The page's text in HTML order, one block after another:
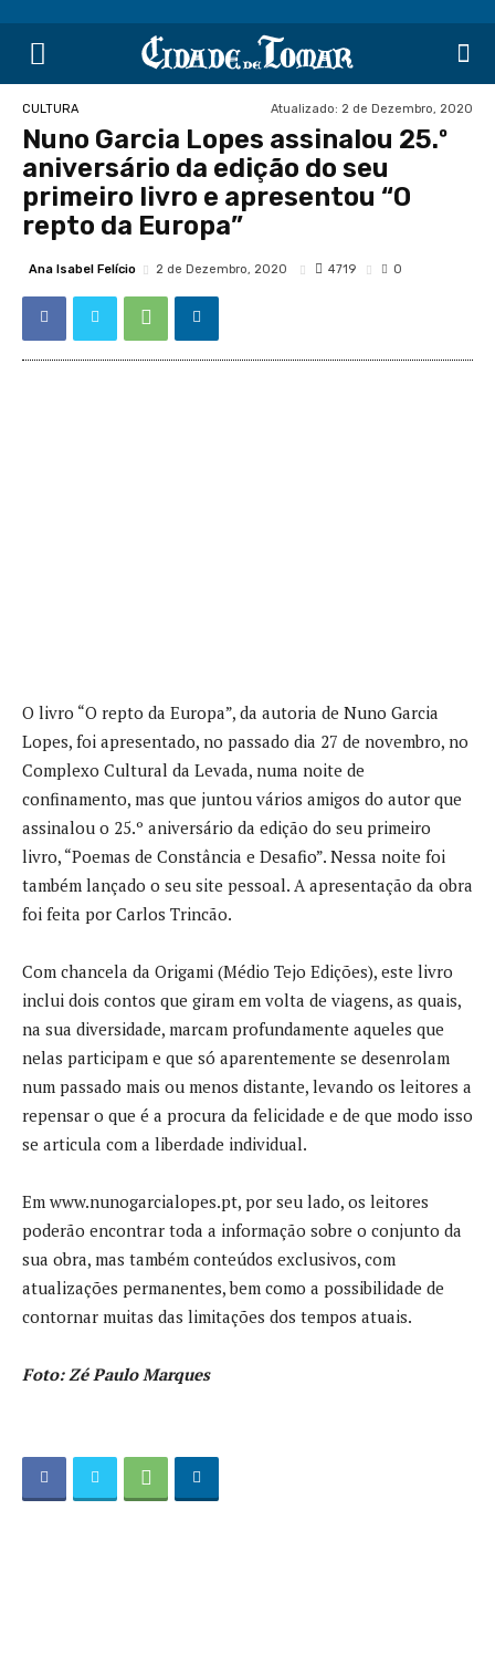
CULTURA Atualizado: 2 de Dezembro, 2020
Nuno Garcia Lopes assinalou 25.º
aniversário da edição do seu
primeiro livro e apresentou “O
repto da Europa”
Ana Isabel Felício 2 de Dezembro, 2020 4719 0
O livro “O repto da Europa”, da autoria de Nuno Garcia
Lopes, foi apresentado, no passado dia 27 de novembro, no
Complexo Cultural da Levada, numa noite de
confinamento, mas que juntou vários amigos do autor que
assinalou o 25.º aniversário da edição do seu primeiro
livro, “Poemas de Constância e Desafio”. Nessa noite foi
também lançado o seu site pessoal. A apresentação da obra
foi feita por Carlos Trincão.
Com chancela da Origami (Médio Tejo Edições), este livro
inclui dois contos que giram em volta de viagens, as quais,
na sua diversidade, marcam profundamente aqueles que
nelas participam e que só aparentemente se desenrolam
num passado mais ou menos distante, levando os leitores a
repensar o que é a procura da felicidade e de que modo isso
se articula com a liberdade individual.
Em www.nunogarcialopes.pt, por seu lado, os leitores
poderão encontrar toda a informação sobre o conjunto da
sua obra, mas também conteúdos exclusivos, com
atualizações permanentes, bem como a possibilidade de
contornar muitas das limitações dos tempos atuais.
Foto: Zé Paulo Marques